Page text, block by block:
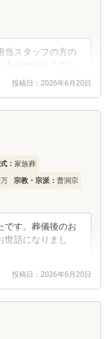
当スタッフの方の
りがとうござい
投稿日： 2026年6月20日
： 家族葬
宗教・宗派： 曹洞宗
です。葬儀後のお
世話になりまし
投稿日： 2026年6月20日